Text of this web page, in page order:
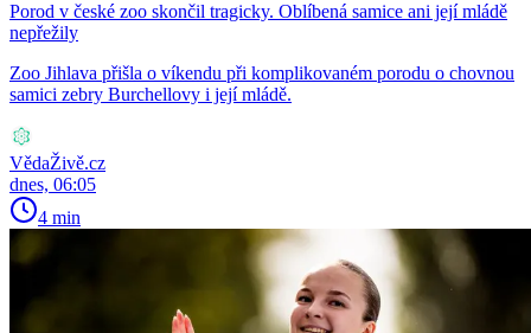
Porod v české zoo skončil tragicky. Oblíbená samice ani její mládě
nepřežily
Zoo Jihlava přišla o víkendu při komplikovaném porodu o chovnou
samici zebry Burchellovy i její mládě.
VědaŽivě.cz
dnes, 06:05
4 min